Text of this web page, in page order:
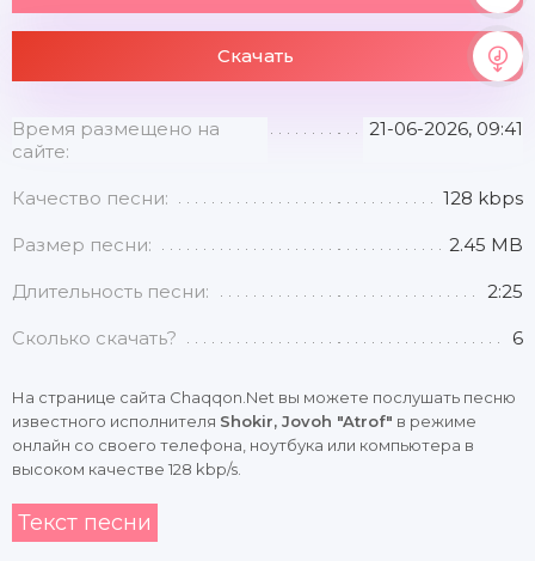
Скачать
Время размещено на
сайте:
21-06-2026, 09:41
Качество песни: 128 kbps
Размер песни: 2.45 MB
Длительность песни: 2:25
Сколько скачать? 6
На странице сайта Chaqqon.Net вы можете послушать песню
известного исполнителя Shokir, Jovoh "Atrof" в режиме
онлайн со своего телефона, ноутбука или компьютера в
высоком качестве 128 kbp/s.
Текст песни